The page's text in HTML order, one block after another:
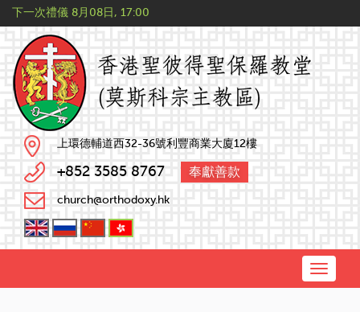
下一次禮儀 8月08日, 17:00
上環德輔道西32-36號利豐商業大廈12樓
+852 3585 8767 奉獻善款
church@orthodoxy.hk
Toggle